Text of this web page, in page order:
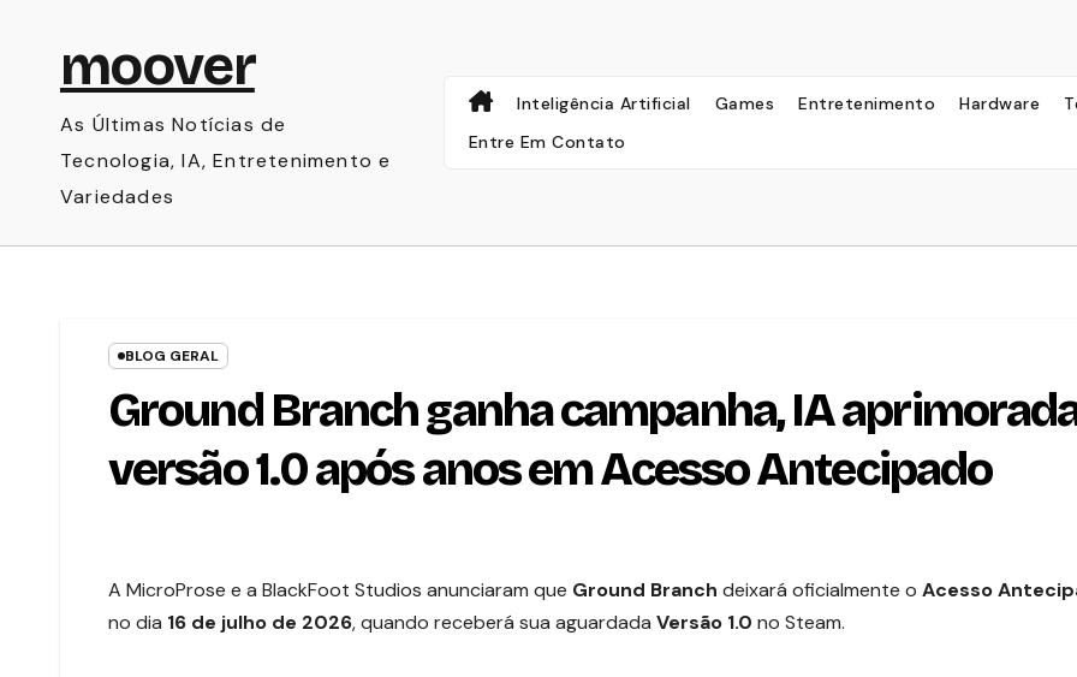
contentmoover
As Últimas Notícias de
Tecnologia, IA, Entretenimento e
Variedades
Inteligência Artificial Games Entretenimento Hardware
Entre Em Contato
BLOG GERAL
Ground Branch ganha campanha, IA
versão 1.0 após anos em Acesso Antecipado
A MicroProse e a BlackFoot Studios anunciaram que Ground Branch deixará oficialmente o Acesso
no dia 16 de julho de 2026, quando receberá sua aguardada Versão 1.0 no Steam.